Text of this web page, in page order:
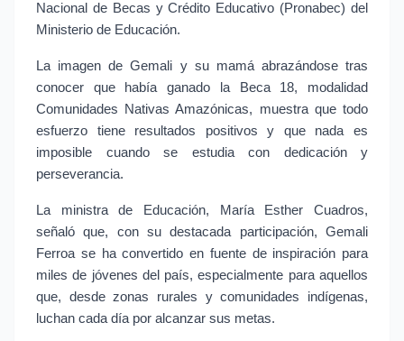
Nacional de Becas y Crédito Educativo (Pronabec) del
Ministerio de Educación.
La imagen de Gemali y su mamá abrazándose tras
conocer que había ganado la Beca 18, modalidad
Comunidades Nativas Amazónicas, muestra que todo
esfuerzo tiene resultados positivos y que nada es
imposible cuando se estudia con dedicación y
perseverancia.
La ministra de Educación, María Esther Cuadros,
señaló que, con su destacada participación, Gemali
Ferroa se ha convertido en fuente de inspiración para
miles de jóvenes del país, especialmente para aquellos
que, desde zonas rurales y comunidades indígenas,
luchan cada día por alcanzar sus metas.